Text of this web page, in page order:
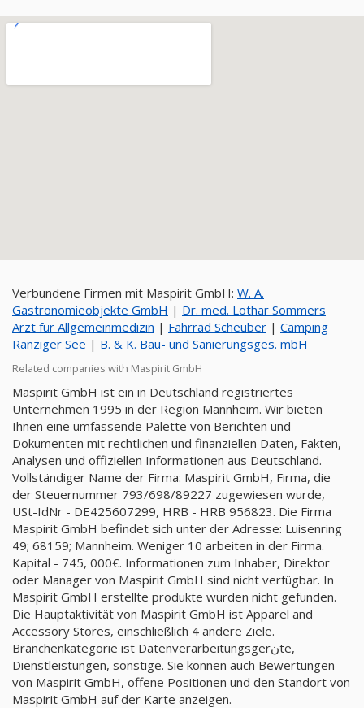
Verbundene Firmen mit Maspirit GmbH: W. A.
Gastronomieobjekte GmbH | Dr. med. Lothar Sommers
Arzt für Allgemeinmedizin | Fahrrad Scheuber | Camping
Ranziger See | B. & K. Bau- und Sanierungsges. mbH
Related companies with Maspirit GmbH
Maspirit GmbH ist ein in Deutschland registriertes
Unternehmen 1995 in der Region Mannheim. Wir bieten
Ihnen eine umfassende Palette von Berichten und
Dokumenten mit rechtlichen und finanziellen Daten, Fakten,
Analysen und offiziellen Informationen aus Deutschland.
Vollständiger Name der Firma: Maspirit GmbH, Firma, die
der Steuernummer 793/698/89227 zugewiesen wurde,
USt-IdNr - DE425607299, HRB - HRB 956823. Die Firma
Maspirit GmbH befindet sich unter der Adresse: Luisenring
49; 68159; Mannheim. Weniger 10 arbeiten in der Firma.
Kapital - 745, 000€. Informationen zum Inhaber, Direktor
oder Manager von Maspirit GmbH sind nicht verfügbar. In
Maspirit GmbH erstellte produkte wurden nicht gefunden.
Die Hauptaktivität von Maspirit GmbH ist Apparel and
Accessory Stores, einschließlich 4 andere Ziele.
Branchenkategorie ist Datenverarbeitungsgerنte,
Dienstleistungen, sonstige. Sie können auch Bewertungen
von Maspirit GmbH, offene Positionen und den Standort von
Maspirit GmbH auf der Karte anzeigen.